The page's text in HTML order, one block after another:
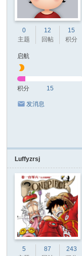
0
主题
12
回帖
15
积分
启航
积分 15
发消息
Luffyzrsj
5
87
243